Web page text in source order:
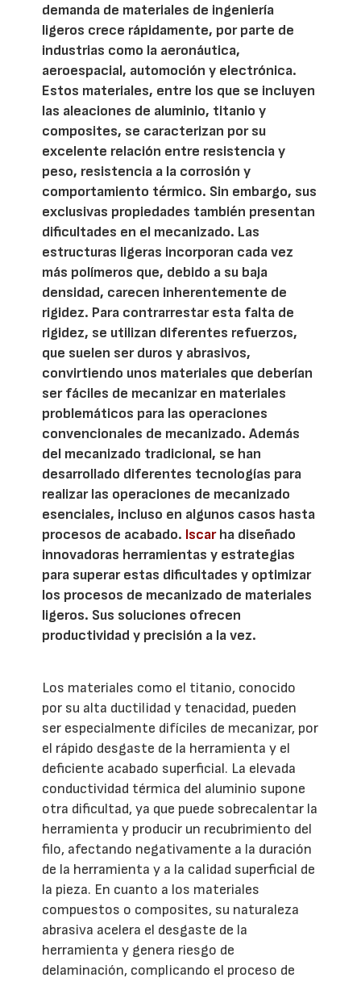
demanda de materiales de ingeniería
ligeros crece rápidamente, por parte de
industrias como la aeronáutica,
aeroespacial, automoción y electrónica.
Estos materiales, entre los que se incluyen
las aleaciones de aluminio, titanio y
composites, se caracterizan por su
excelente relación entre resistencia y
peso, resistencia a la corrosión y
comportamiento térmico. Sin embargo, sus
exclusivas propiedades también presentan
dificultades en el mecanizado. Las
estructuras ligeras incorporan cada vez
más polímeros que, debido a su baja
densidad, carecen inherentemente de
rigidez. Para contrarrestar esta falta de
rigidez, se utilizan diferentes refuerzos,
que suelen ser duros y abrasivos,
convirtiendo unos materiales que deberían
ser fáciles de mecanizar en materiales
problemáticos para las operaciones
convencionales de mecanizado. Además
del mecanizado tradicional, se han
desarrollado diferentes tecnologías para
realizar las operaciones de mecanizado
esenciales, incluso en algunos casos hasta
procesos de acabado. Iscarha diseñado
innovadoras herramientas y estrategias
para superar estas dificultades y optimizar
los procesos de mecanizado de materiales
ligeros. Sus soluciones ofrecen
productividad y precisión a la vez.
Los materiales como el titanio, conocido
por su alta ductilidad y tenacidad, pueden
ser especialmente difíciles de mecanizar, por
el rápido desgaste de la herramienta y el
deficiente acabado superficial. La elevada
conductividad térmica del aluminio supone
otra dificultad, ya que puede sobrecalentar la
herramienta y producir un recubrimiento del
filo, afectando negativamente a la duración
de la herramienta y a la calidad superficial de
la pieza. En cuanto a los materiales
compuestos o composites, su naturaleza
abrasiva acelera el desgaste de la
herramienta y genera riesgo de
delaminación, complicando el proceso de